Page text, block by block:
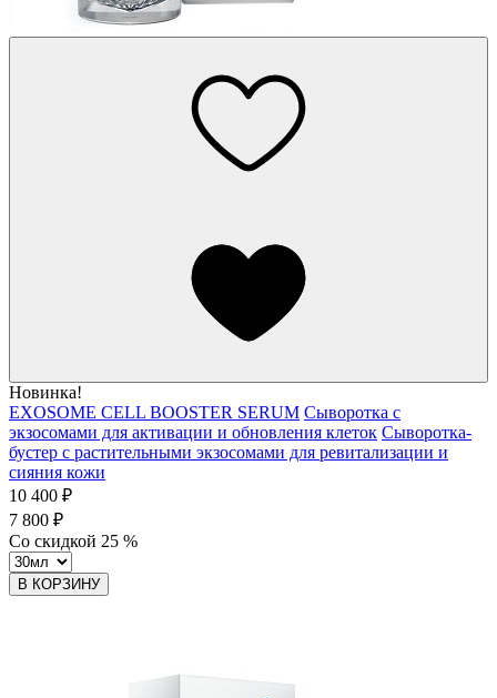
Новинка!
EXOSOME CELL BOOSTER SERUM Сыворотка с
экзосомами для активации и обновления клеток Сыворотка-
бустер с растительными экзосомами для ревитализации и
сияния кожи
10 400 ₽
7 800 ₽
Со скидкой 25 %
В КОРЗИНУ